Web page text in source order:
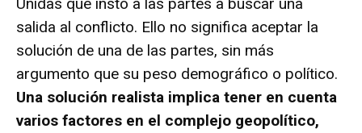
salida al conflicto. Ello no significa aceptar la
solución de una de las partes, sin más
argumento que su peso demográfico o político.
Una solución realista implica tener en cuenta
varios factores en el complejo geopolítico,